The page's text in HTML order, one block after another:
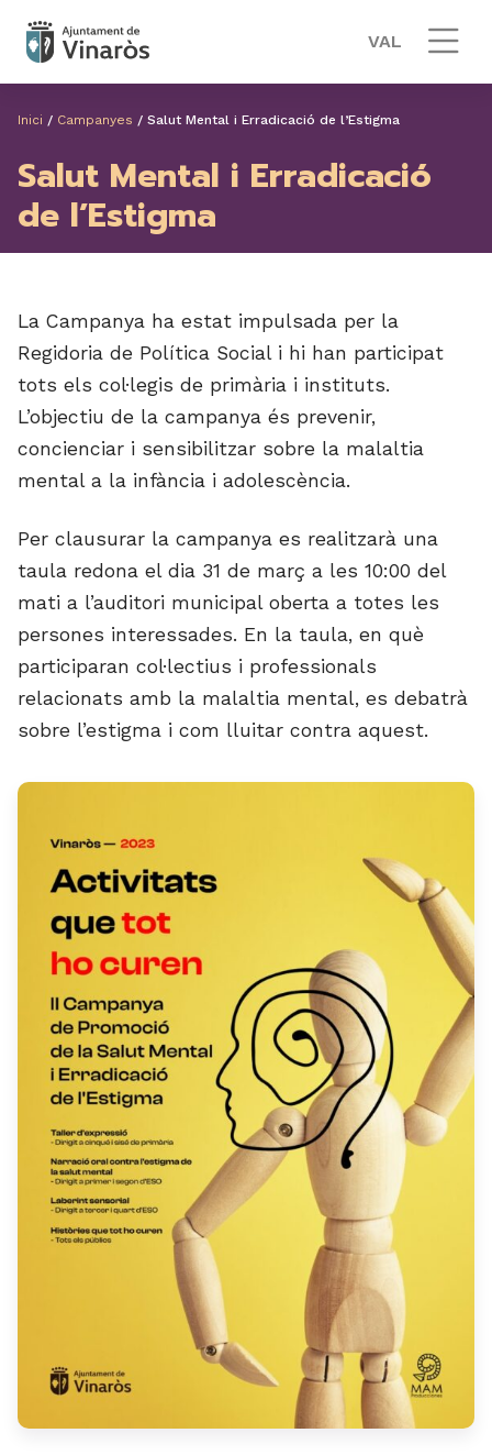
VAL
Inici / Campanyes / Salut Mental i Erradicació de l’Estigma
Salut Mental i Erradicació
de l’Estigma
La Campanya ha estat impulsada per la
Regidoria de Política Social i hi han participat
tots els col·legis de primària i instituts.
L’objectiu de la campanya és prevenir,
concienciar i sensibilitzar sobre la malaltia
mental a la infància i adolescència.
Per clausurar la campanya es realitzarà una
taula redona el dia 31 de març a les 10:00 del
mati a l’auditori municipal oberta a totes les
persones interessades. En la taula, en què
participaran col·lectius i professionals
relacionats amb la malaltia mental, es debatrà
sobre l’estigma i com lluitar contra aquest.